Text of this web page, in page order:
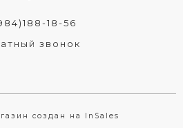
18-56
звонок
создан на InSales